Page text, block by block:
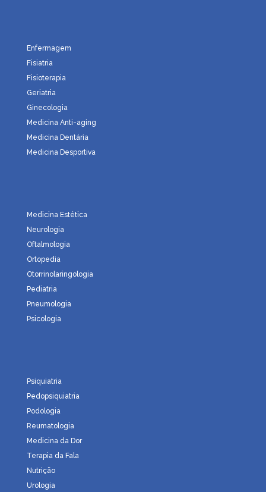
Enfermagem
Fisiatria
Fisioterapia
Geriatria
Ginecologia
Medicina Anti-aging
Medicina Dentária
Medicina Desportiva
Medicina Estética
Neurologia
Oftalmologia
Ortopedia
Otorrinolaringologia
Pediatria
Pneumologia
Psicologia
Psiquiatria
Pedopsiquiatria
Podologia
Reumatologia
Medicina da Dor
Terapia da Fala
Nutrição
Urologia